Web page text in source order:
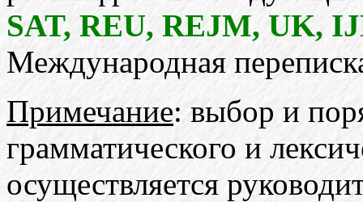
SAT, REU, REJM, UK,
Международная
Примечание: выбор и
грамматического и
осуществляется